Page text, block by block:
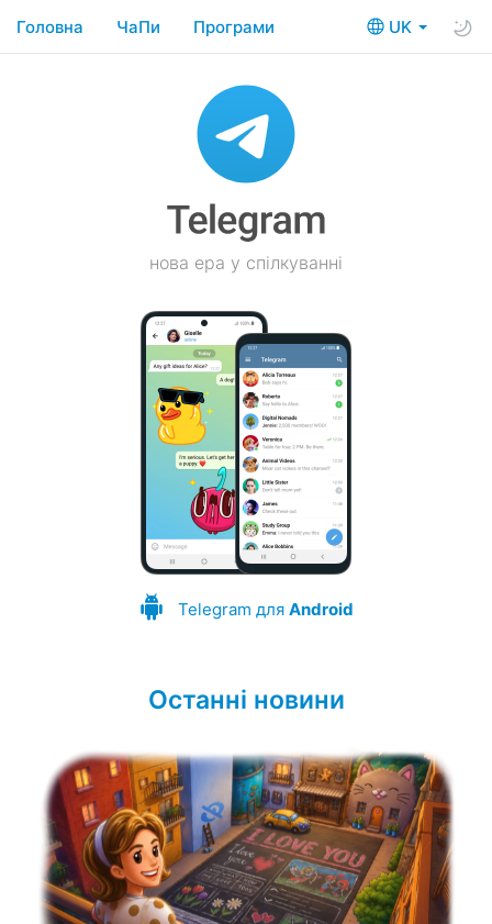
UK
Головна ЧаПи Програми
нова ера у спілкуванні
Telegram для Android
Останні новини